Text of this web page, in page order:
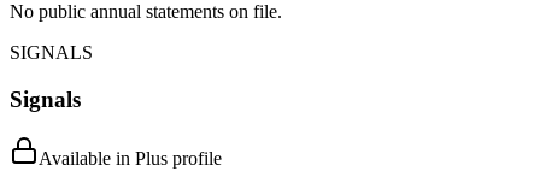
No public annual statements on file.
SIGNALS
Signals
Available in Plus profile